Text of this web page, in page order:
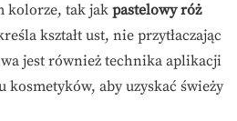
kolorze, tak jak pastelowy róż
kształt ust, nie przytłaczając
jest również technika aplikacji
aby uzyskać świeży